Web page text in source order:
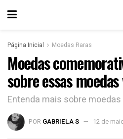
Página Inicial Moedas Raras
Moedas
sobre essas
Entenda mais sobre
POR GABRIELA S 12 de